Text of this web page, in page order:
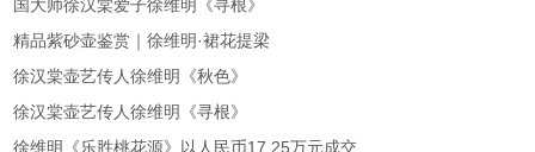
国大师徐汉棠爱子徐维明《寻根》
精品紫砂壶鉴赏｜徐维明·裙花提梁
徐汉棠壶艺传人徐维明《秋色》
徐汉棠壶艺传人徐维明《寻根》
徐维明《乐胜桃花源》以人民币17.25万元成交